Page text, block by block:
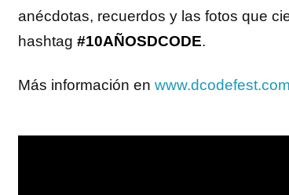
anécdotas, recuerdos y las fotos que
hashtag #10AÑOSDCODE.
Más información en www.dcodefest.com